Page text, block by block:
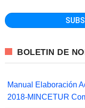
BOLETIN DE
Manual Elaboración
2018-MINCETUR